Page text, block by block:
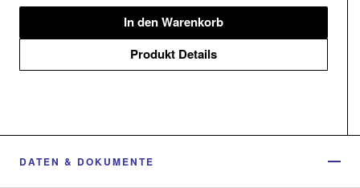
In den Warenkorb
Produkt Details
DATEN & DOKUMENTE